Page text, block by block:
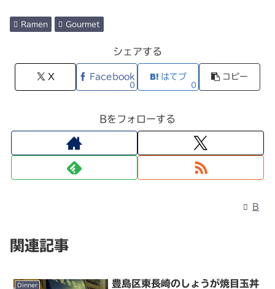
Ramen Gourmet
シェアする
X Facebook
0
はてブ
0
コピー
Bをフォローする
B
関連記事
Dinner 豊島区東長崎のしょうが焼目玉丼